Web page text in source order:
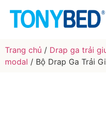
Trang chủ / Drap ga trải
modal / Bộ Drap Ga Trải